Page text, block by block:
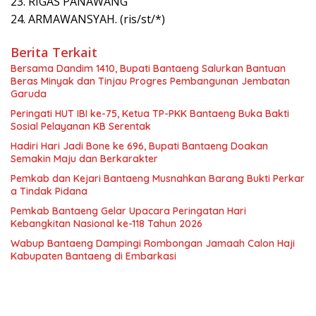
24. ARMAWANSYAH. (ris/st/*)
Berita Terkait
Bersama Dandim 1410, Bupati Bantaeng Salurkan Bantuan
Beras Minyak dan Tinjau Progres Pembangunan Jembatan
Garuda
Peringati HUT IBI ke-75, Ketua TP-PKK Bantaeng Buka Bakti
Sosial Pelayanan KB Serentak
Hadiri Hari Jadi Bone ke 696, Bupati Bantaeng Doakan
Semakin Maju dan Berkarakter
Pemkab dan Kejari Bantaeng Musnahkan Barang Bukti Perkar
a Tindak Pidana
Pemkab Bantaeng Gelar Upacara Peringatan Hari
Kebangkitan Nasional ke-118 Tahun 2026
Wabup Bantaeng Dampingi Rombongan Jamaah Calon Haji
Kabupaten Bantaeng di Embarkasi